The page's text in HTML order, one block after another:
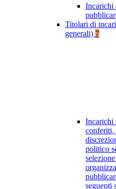
Incarichi
Titolari di
generali) 7
Incarichi
politico
seguenti